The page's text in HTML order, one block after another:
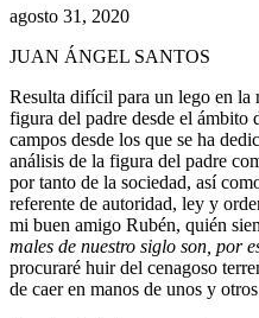
agosto 31, 2020
JUAN ÁNGEL SANTOS
Resulta difícil para un lego en la
figura del padre desde el ámbito
campos desde los que se ha
análisis de la figura del padre
por tanto de la sociedad, así
referente de autoridad, ley y
mi buen amigo Rubén, quién
males de nuestro siglo son, por
procuraré huir del cenagoso
de caer en manos de unos y